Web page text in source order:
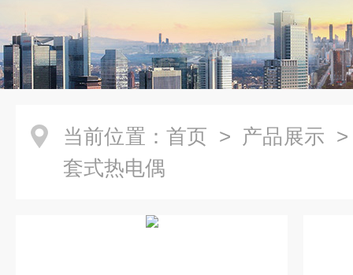
当前位置： 首页 > 产品展示
套式热电偶